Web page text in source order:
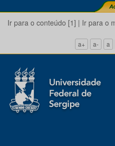
Ir para o conteúdo [1] | Ir para o
a+ a- a